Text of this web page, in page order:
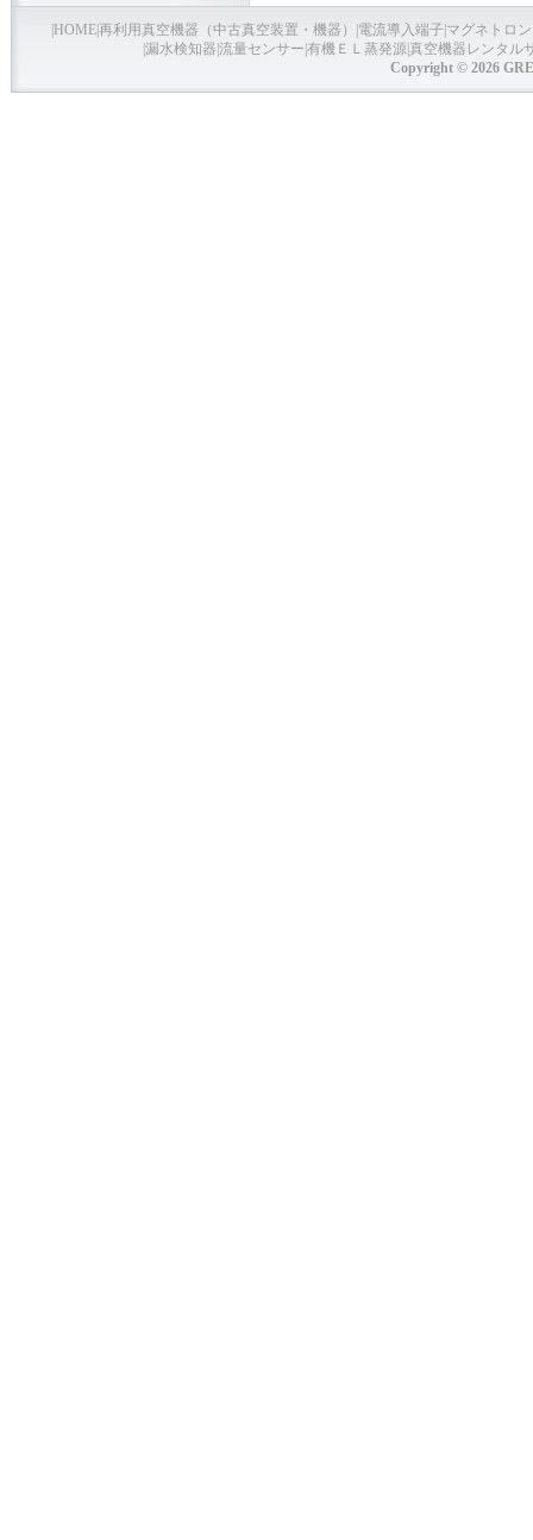
HOME再利用真空機器（中古真空装置・機器） 電流導入端子 マグネトロ
漏水検知器 流量センサー 有機ＥＬ蒸発源真空機器レンタル
Copyright © 2026